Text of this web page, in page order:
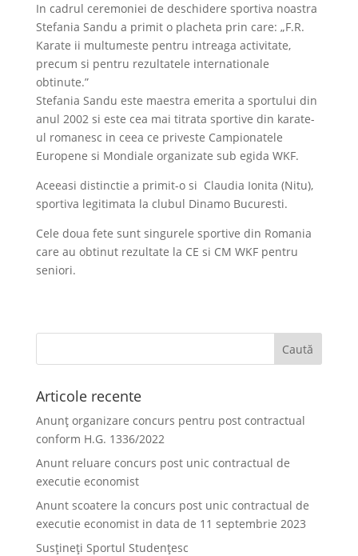
In cadrul ceremoniei de deschidere sportiva noastra
Stefania Sandu a primit o placheta prin care: „F.R.
Karate ii multumeste pentru intreaga activitate,
precum si pentru rezultatele internationale
obtinute.”
Stefania Sandu este maestra emerita a sportului din
anul 2002 si este cea mai titrata sportive din karate-
ul romanesc in ceea ce priveste Campionatele
Europene si Mondiale organizate sub egida WKF.
Aceeasi distinctie a primit-o si Claudia Ionita (Nitu),
sportiva legitimata la clubul Dinamo Bucuresti.
Cele doua fete sunt singurele sportive din Romania
care au obtinut rezultate la CE si CM WKF pentru
seniori.
Articole recente
Anunț organizare concurs pentru post contractual
conform H.G. 1336/2022
Anunt reluare concurs post unic contractual de
executie economist
Anunt scoatere la concurs post unic contractual de
executie economist in data de 11 septembrie 2023
Susțineți Sportul Studențesc